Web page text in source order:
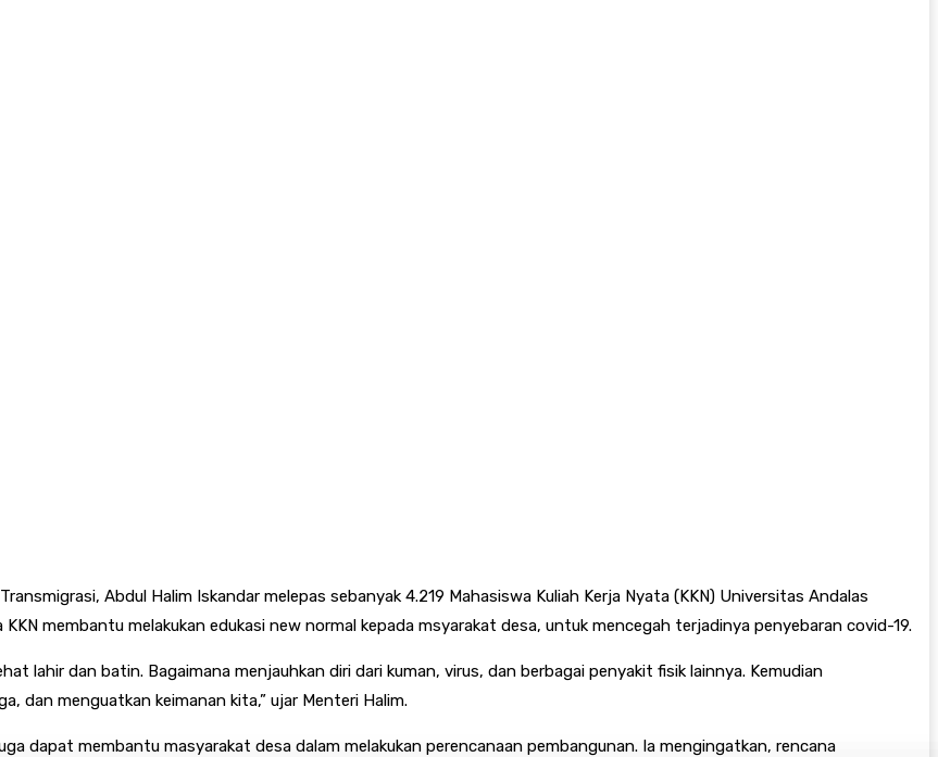
Abdul Halim Iskandar melepas sebanyak 4.219 Mahasiswa Kuliah Kerja Nyata (KKN) Universitas Andalas
membantu melakukan edukasi new normal kepada msyarakat desa, untuk mencegah terjadinya penyebaran covid-19.
lahir dan batin. Bagaimana menjauhkan diri dari kuman, virus, dan berbagai penyakit fisik lainnya. Kemudian
dan menguatkan keimanan kita,” ujar Menteri Halim.
dapat membantu masyarakat desa dalam melakukan perencanaan pembangunan. Ia mengingatkan, rencana